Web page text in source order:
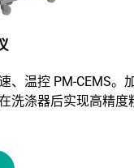
、温控 PM-CEMS。
洗涤器后实现高精度